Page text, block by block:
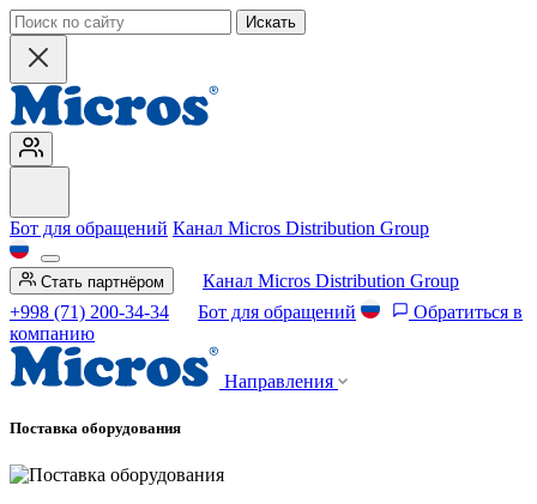
Искать
Бот для обращений Канал Micros Distribution Group
Стать партнёром
Канал Micros Distribution Group
+998 (71) 200-34-34
Бот для обращений
Обратиться в
компанию
Направления
Поставка оборудования